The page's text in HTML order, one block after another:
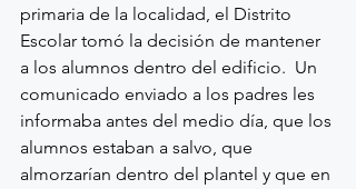
primaria de la localidad, el Distrito
Escolar tomó la decisión de mantener
a los alumnos dentro del edificio.  Un
comunicado enviado a los padres les
informaba antes del medio día, que los
alumnos estaban a salvo, que
almorzarían dentro del plantel y que en